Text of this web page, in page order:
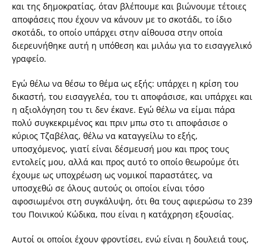
και της δημοκρατίας, όταν βλέπουμε και βιώνουμε τέτοιες
αποφάσεις που έχουν να κάνουν με το σκοτάδι, το ίδιο
σκοτάδι, το οποίο υπάρχει στην αίθουσα στην οποία
διερευνήθηκε αυτή η υπόθεση και μιλάω για το εισαγγελικό
γραφείο.
Εγώ θέλω να θέσω το θέμα ως εξής: υπάρχει η κρίση του
δικαστή, του εισαγγελέα, του τι αποφάσισε, και υπάρχει και
η αξιολόγηση του τι δεν έκανε. Εγώ θέλω να είμαι πάρα
πολύ συγκεκριμένος και πριν μπω στο τι αποφάσισε ο
κύριος Τζαβέλας, θέλω να καταγγείλω το εξής,
υποσχόμενος, γιατί είναι δέσμευσή μου και προς τους
εντολείς μου, αλλά και προς αυτό το οποίο θεωρούμε ότι
έχουμε ως υποχρέωση ως νομικοί παραστάτες, να
υποσχεθώ σε όλους αυτούς οι οποίοι είναι τόσο
αφοσιωμένοι στη συγκάλυψη, ότι θα τους αφιερώσω το 239
του Ποινικού Κώδικα, που είναι η κατάχρηση εξουσίας.
Αυτοί οι οποίοι έχουν φροντίσει, ενώ είναι η δουλειά τους,